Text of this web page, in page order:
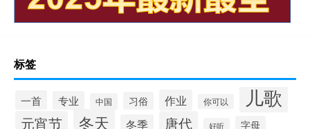
标签
一首 专业 中国 习俗 作业 你可以 儿歌
元宵节 冬天 冬季 唐代 好听
字母